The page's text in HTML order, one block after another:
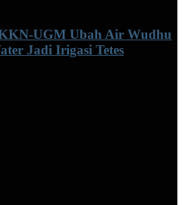
UGM Ubah Air Wudhu
Jadi Irigasi Tetes